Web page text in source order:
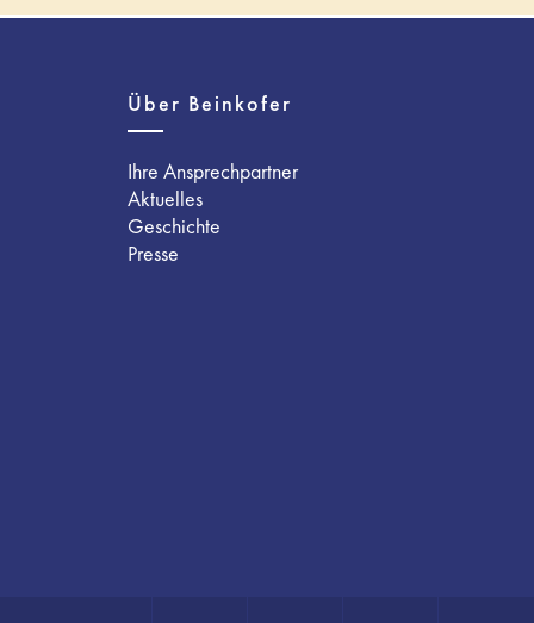
Über Beinkofer
Ihre Ansprechpartner
Aktuelles
Geschichte
Presse